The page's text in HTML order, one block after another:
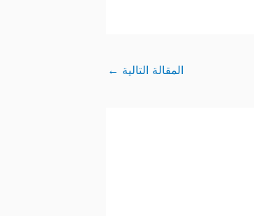
المقالة التالية ←